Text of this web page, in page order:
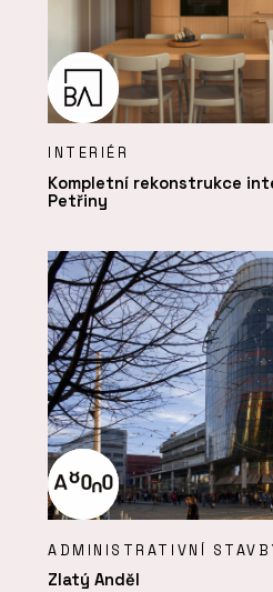
INTERIÉR
Kompletní rekonstrukce
Petřiny
ADMINISTRATIVNÍ
Zlatý Anděl